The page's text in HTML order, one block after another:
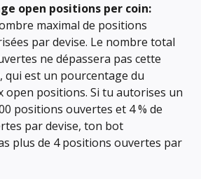
open positions per coin:
maximal de positions
par devise. Le nombre total
ne dépassera pas cette
qui est un pourcentage du
open positions. Si tu autorises un
positions ouvertes et 4 % de
par devise, ton bot
plus de 4 positions ouvertes par